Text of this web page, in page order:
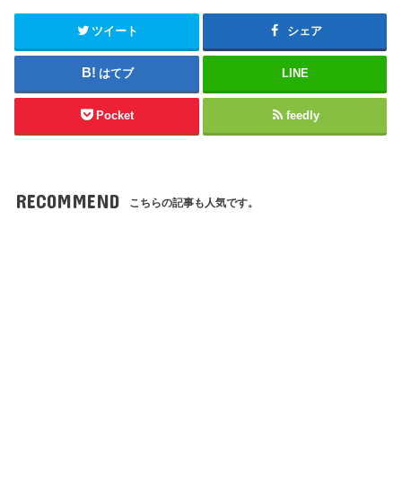
ツイート シェア
はてブ LINE
Pocket feedly
RECOMMEND こちらの記事も人気です。